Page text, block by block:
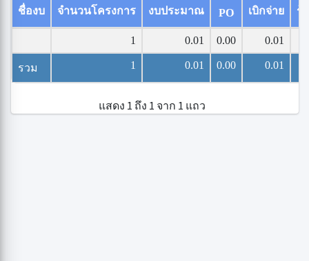
ชื่องบ จำนวนโครงการ งบประมาณ PO เบิกจ่าย ร้
1 0.01 0.00 0.01
รวม 1 0.01 0.00 0.01
แสดง 1 ถึง 1 จาก 1 แถว